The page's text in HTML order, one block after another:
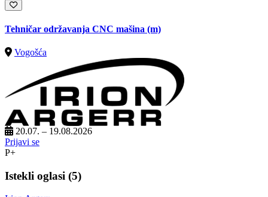
Tehničar održavanja CNC mašina (m)
Vogošća
20.07. – 19.08.2026
Prijavi se
P+
Istekli oglasi (5)